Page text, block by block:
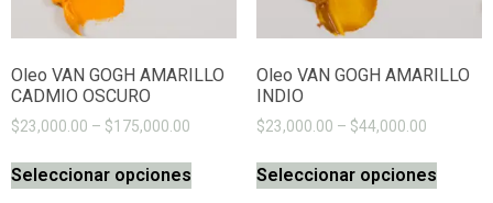
Oleo VAN GOGH AMARILLO
CADMIO OSCURO
$23,000.00 – $175,000.00
Seleccionar opciones
Oleo VAN GOGH AMARILLO
INDIO
$23,000.00 – $44,000.00
Seleccionar opciones